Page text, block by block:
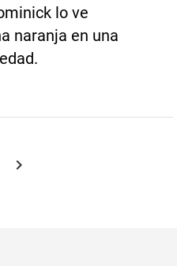
lo ve
naranja en una